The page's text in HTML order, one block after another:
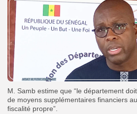
M. Samb estime que “le département
de moyens supplémentaires financiers
fiscalité propre”.